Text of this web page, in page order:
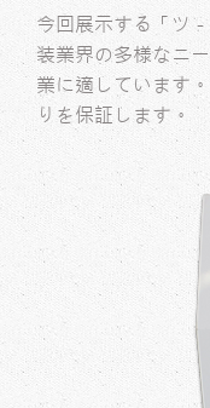
今回展示する「ツ
装業界の多様なニ
業に適しています
りを保証します。